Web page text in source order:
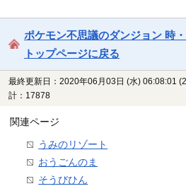
ポケモン不思議のダンジョン 時
トップページに戻る
最終更新日：2020年06月03日 (水) 06:08:01
計：17878
関連ページ
うみのリゾート
おうごんのま
そうびひん